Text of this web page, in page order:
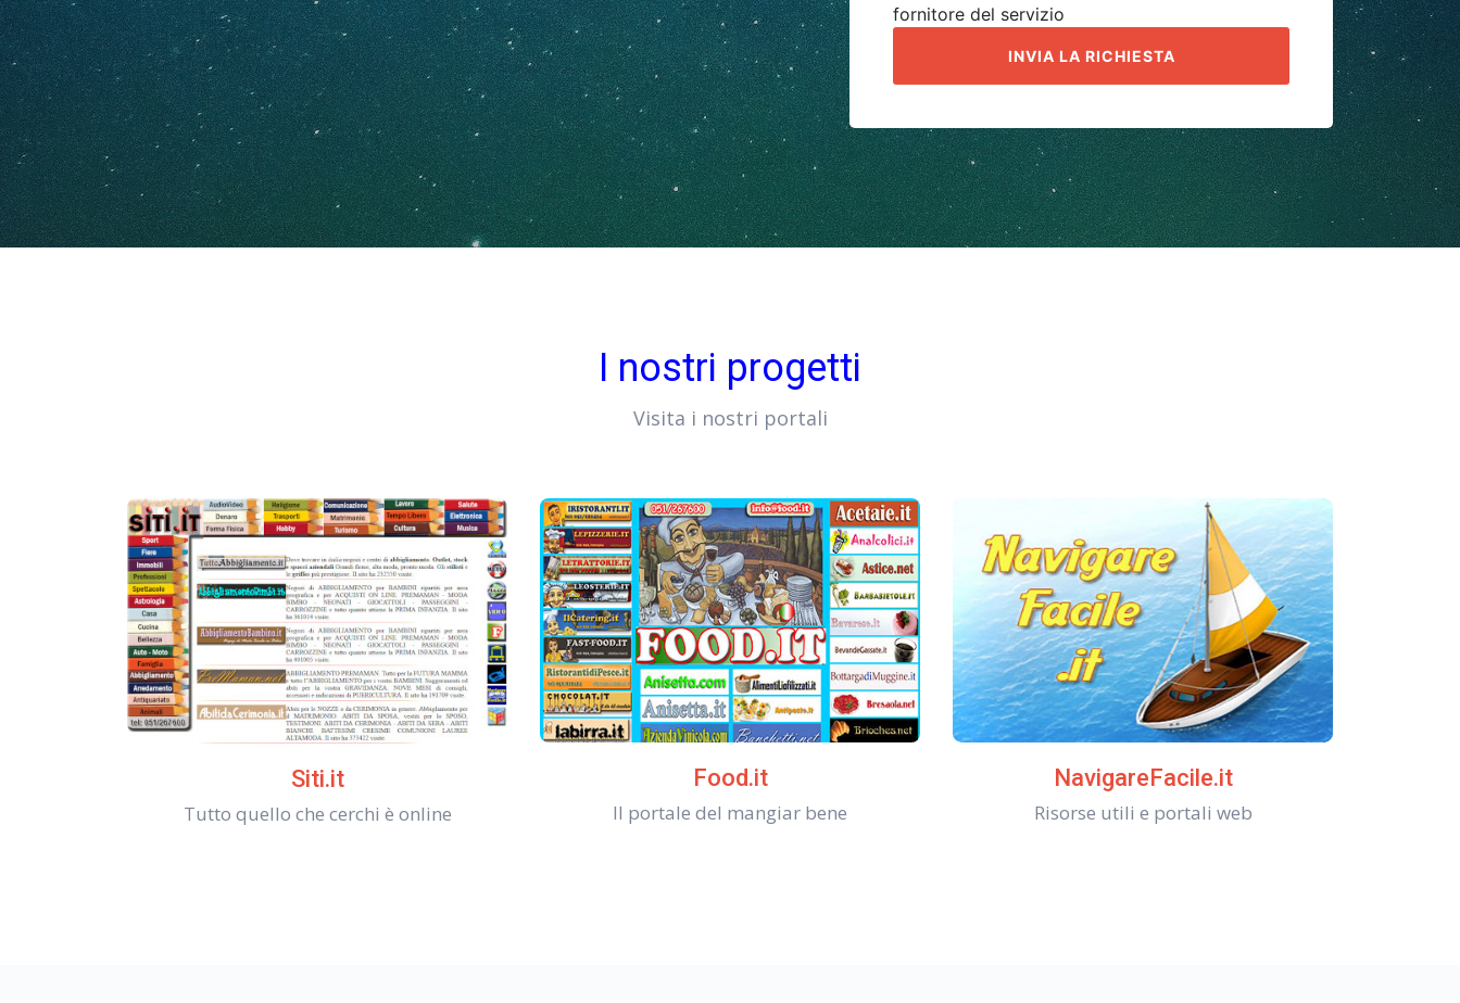
fornitore del servizio
I nostri progetti
Visita i nostri portali
Siti.it
Tutto quello che cerchi è online
Food.it
Il portale del mangiar bene
NavigareFacile.it
Risorse utili e portali web